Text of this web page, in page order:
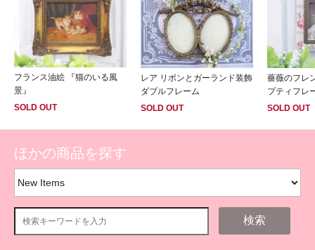
フランス油絵 『猫のいる風
景』
SOLD OUT
レア リボンとガーランド装飾
ダブルフレーム
SOLD OUT
薔薇のフレ
プティフレ
SOLD OUT
ほかの商品を探す
検索